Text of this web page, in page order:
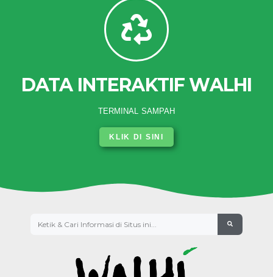
DATA INTERAKTIF WALHI
TERMINAL SAMPAH
KLIK DI SINI